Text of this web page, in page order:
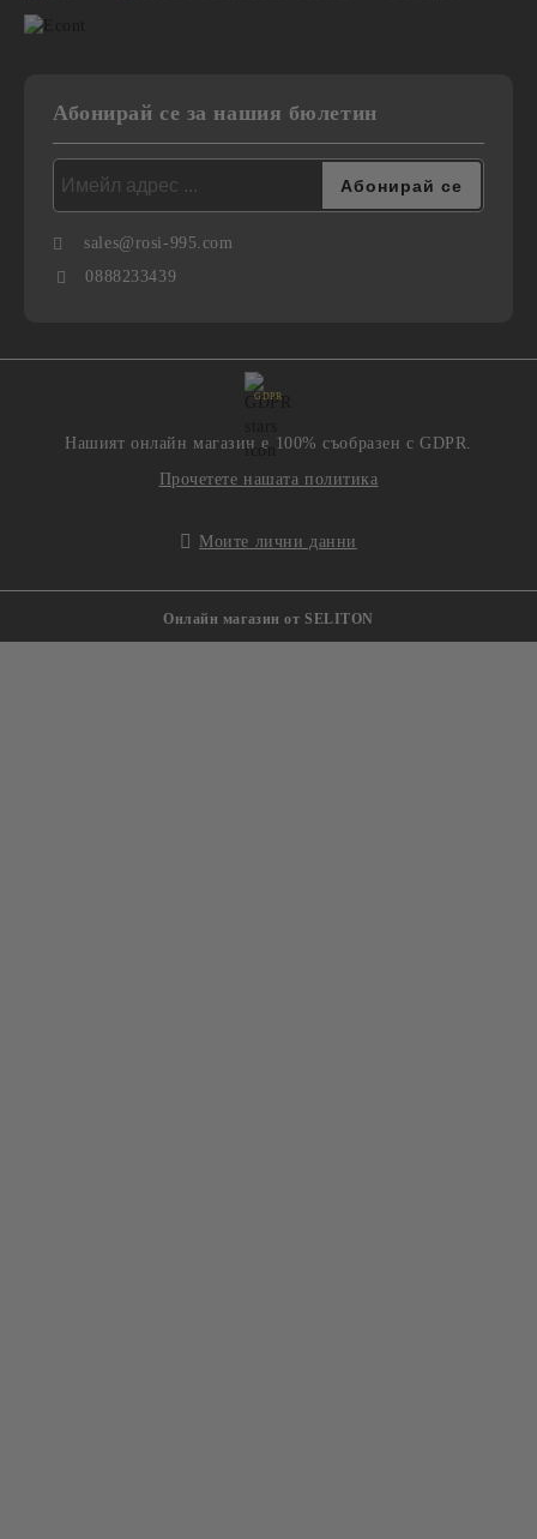
Абонирай се за нашия бюлетин
sales@rosi-995.com
0888233439
GDPR
Нашият онлайн магазин е 100% съобразен с GDPR.
Прочетете нашата политика
Моите лични данни
Онлайн магазин от SELITON